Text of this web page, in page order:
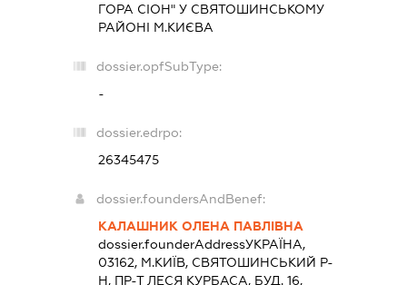
ГОРА СІОН" У СВЯТОШИНСЬКОМУ
РАЙОНІ М.КИЄВА
dossier.opfSubType:
-
dossier.edrpo:
26345475
dossier.foundersAndBenef:
КАЛАШНИК ОЛЕНА ПАВЛІВНА
dossier.founderAddressУКРАЇНА,
03162, М.КИЇВ, СВЯТОШИНСЬКИЙ Р-
Н, ПР-Т ЛЕСЯ КУРБАСА, БУД. 16,